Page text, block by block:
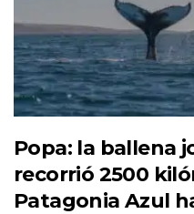
Popa: la ballena
recorrió 2500
Patagonia Azul